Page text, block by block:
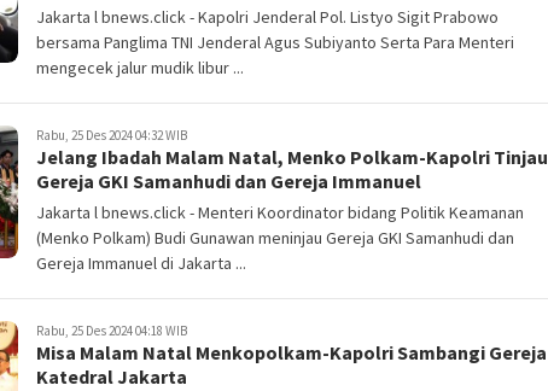
Jakarta l bnews.click - Kapolri Jenderal Pol. Listyo Sigit Prabowo
bersama Panglima TNI Jenderal Agus Subiyanto Serta Para Menteri
mengecek jalur mudik libur ...
Rabu, 25 Des 2024 04:32 WIB
Jelang Ibadah Malam Natal, Menko Polkam-Kapolri Tinjau
Gereja GKI Samanhudi dan Gereja Immanuel
Jakarta l bnews.click - Menteri Koordinator bidang Politik Keamanan
(Menko Polkam) Budi Gunawan meninjau Gereja GKI Samanhudi dan
Gereja Immanuel di Jakarta ...
Rabu, 25 Des 2024 04:18 WIB
Misa Malam Natal Menkopolkam-Kapolri Sambangi Gereja
Katedral Jakarta